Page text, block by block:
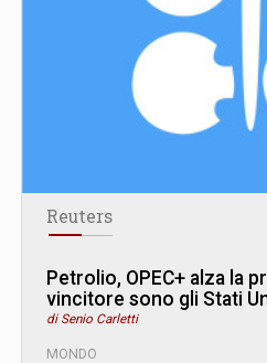
Reuters
Petrolio, OPEC+ alza la
vincitore sono gli Stati
di Senio Carletti
MONDO